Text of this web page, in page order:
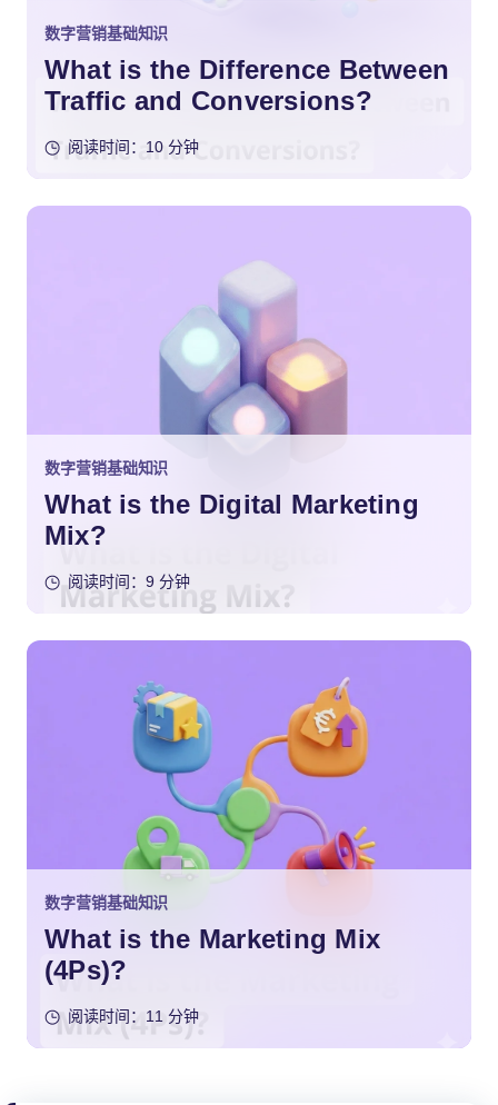
数字营销基础知识
What is the Difference Between
Traffic and Conversions?
阅读时间：10 分钟
数字营销基础知识
What is the Digital Marketing
Mix?
阅读时间：9 分钟
数字营销基础知识
What is the Marketing Mix
(4Ps)?
阅读时间：11 分钟